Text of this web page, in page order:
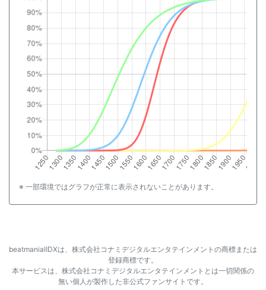
※ 一部環境ではグラフが正常に表示されないことがあります。
beatmaniaⅡDXは、株式会社コナミデジタルエンタテインメントの商標または
登録商標です。
本サービスは、株式会社コナミデジタルエンタテインメントとは一切関係の
無い個人が製作した非公式ファンサイトです。